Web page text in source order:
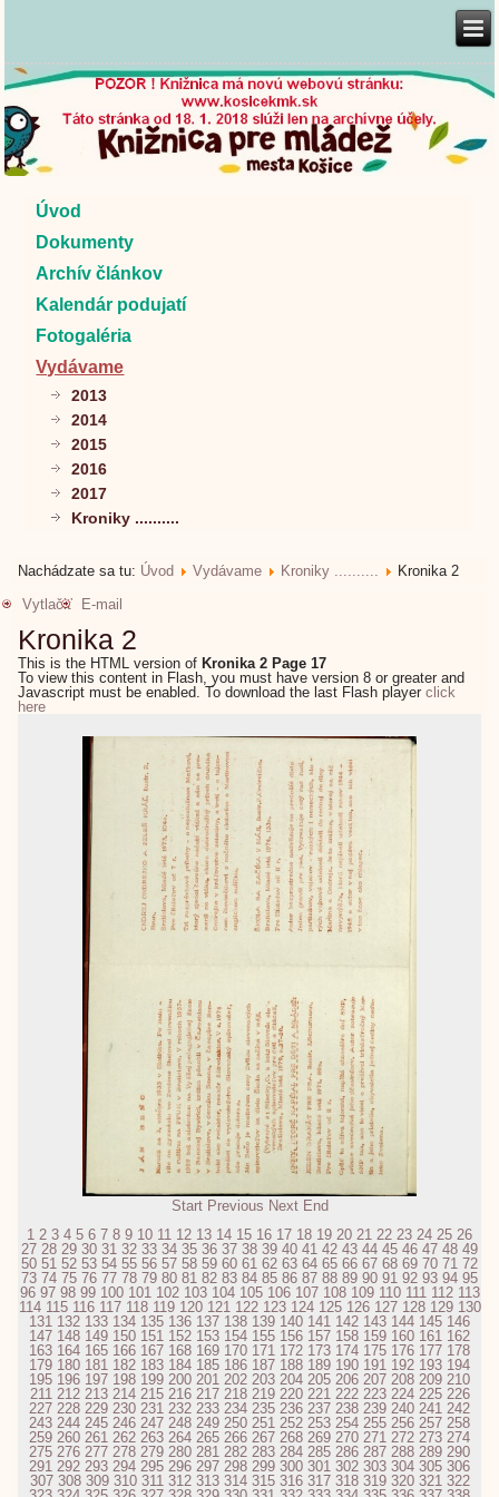
Úvod
Dokumenty
Archív článkov
Kalendár podujatí
Fotogaléria
Vydávame
2013
2014
2015
2016
2017
Kroniky ..........
Nachádzate sa tu: Úvod Vydávame Kroniky ..........
Kronika 2
Vytlačiť
E-mail
Kronika 2
This is the HTML version of Kronika 2 Page 17
To view this content in Flash, you must have version 8 or greater and
Javascript must be enabled. To download the last Flash playerclick
here
Start Previous Next End
1 2 3 4 5 6 7 8 9 10 11 12 13 14 15 16 17 18 19 20 21 22 23 24 25 26
27 28 29 30 31 32 33 34 35 36 37 38 39 40 41 42 43 44 45 46 47 48 49
50 51 52 53 54 55 56 57 58 59 60 61 62 63 64 65 66 67 68 69 70 71 72
73 74 75 76 77 78 79 80 81 82 83 84 85 86 87 88 89 90 91 92 93 94 95
96 97 98 99 100 101 102 103 104 105 106 107 108 109 110 111 112 113
114 115 116 117 118 119 120 121 122 123 124 125 126 127 128 129 130
131 132 133 134 135 136 137 138 139 140 141 142 143 144 145 146
147 148 149 150 151 152 153 154 155 156 157 158 159 160 161 162
163 164 165 166 167 168 169 170 171 172 173 174 175 176 177 178
179 180 181 182 183 184 185 186 187 188 189 190 191 192 193 194
195 196 197 198 199 200 201 202 203 204 205 206 207 208 209 210
211 212 213 214 215 216 217 218 219 220 221 222 223 224 225 226
227 228 229 230 231 232 233 234 235 236 237 238 239 240 241 242
243 244 245 246 247 248 249 250 251 252 253 254 255 256 257 258
259 260 261 262 263 264 265 266 267 268 269 270 271 272 273 274
275 276 277 278 279 280 281 282 283 284 285 286 287 288 289 290
291 292 293 294 295 296 297 298 299 300 301 302 303 304 305 306
307 308 309 310 311 312 313 314 315 316 317 318 319 320 321 322